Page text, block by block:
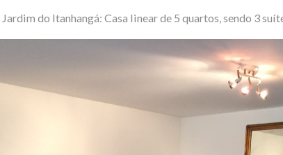
do Itanhangá: Casa linear de 5 quartos, sendo 3